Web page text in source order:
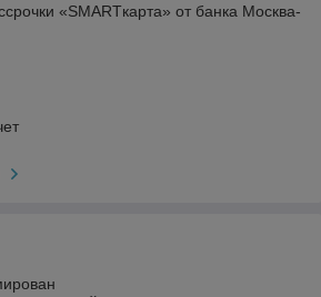
«SMARTкарта» от банка Москва-